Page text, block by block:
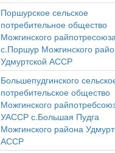
Поршурское сельское
потребительное общество
Можгинского
с.Поршур Можгинского
Удмуртской АССР
Большепудгинского
потребительское общество
Можгинского
УАССР с.Большая Пудга
Можгинского района
АССР